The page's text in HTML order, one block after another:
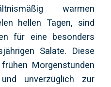
warmen
hellen Tagen, sind
für eine besonders
Salate. Diese
Morgenstunden
unverzüglich zur